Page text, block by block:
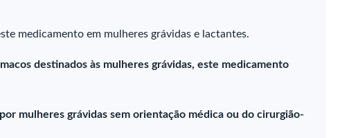
medicamento em mulheres grávidas e lactantes.
destinados às mulheres grávidas, este medicamento
mulheres grávidas sem orientação médica ou do cirurgião-